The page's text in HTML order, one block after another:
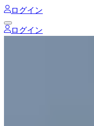
ログイン
ログイン